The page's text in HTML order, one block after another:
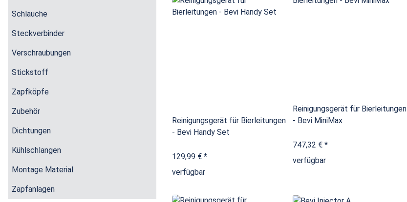
Reinigungsgerät für Bierleitungen
- Bevi Handy Set
129,99 € *
verfügbar
Reinigungsgerät für Bierleitungen
- Bevi MiniMax
747,32 € *
verfügbar
Schläuche
Steckverbinder
Verschraubungen
Stickstoff
Zapfköpfe
Zubehör
Dichtungen
Kühlschlangen
Montage Material
Zapfanlagen